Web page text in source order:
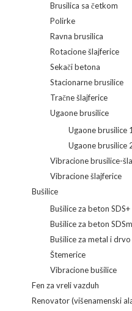
Brusilica sa četkom
Polirke
Ravna brusilica
Rotacione šlajferice
Sekači betona
Stacionarne brusilice
Tračne šlajferice
Ugaone brusilice
Ugaone brusilice
Ugaone brusilice
Vibracione brusilice-
Vibracione šlajferice
Bušilice
Bušilice za beton SDS+
Bušilice za beton
Bušilice za metal i drvo
Štemerice
Vibracione bušilice
Fen za vreli vazduh
Renovator (višenamenski